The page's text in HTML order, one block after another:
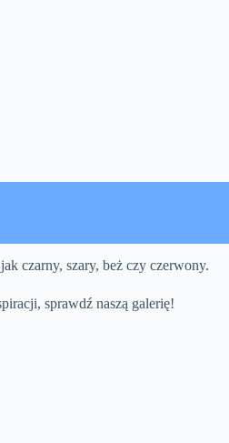
czarny, szary, beż czy czerwony.
sprawdź naszą galerię!